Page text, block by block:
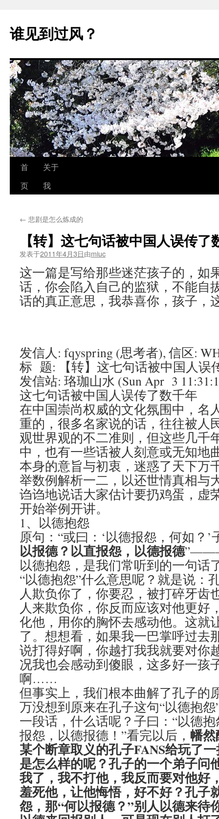
正
文
谁见到过风？
首
页
关于
我
← 悲剧是怎么炼成的
【转】这七句话被中国人误传了
发表于2011年4月3日由miuc
这一篇是写给那些迷茫孩子的，如
话，你会陷入自己的监狱，不能自
话的真正意思，我恭喜你，孩子，
发信人: fqyspring (思考者), 信区:
标 题: 【转】这七句话被中国人误
发信站: 珞珈山水 (Sun Apr 3
这七句话被中国人误传了数千年
在中国崇尚权威的文化氛围中，名
重的，很多名家说的话，往往被人
观世界观的不二准则，但这些几千
中，也有一些话被人刻意或无知地
本身的意旨与初衷，迷惑了天下万
举数例解析一二，以还世情真相
诌诌地说话大家估计要扔鸡蛋，虚
开始举例开讲。
1、以德抱怨
原句：“或曰：‘以德报怨，何如？’
以报德？以直报怨，以德报德
以德抱怨，是我们常听到的一句话
“以德抱怨”什么意思呢？就是说：
人欺负你了，你要忍，被打碎牙齿
人来欺负你，你反而应该对他更好
化他，用你的胸怀去感动他。这就
了。想想看，如果我一巴掌呼过去
说打得好啊，你越打我我就要对
况我也会感动到傻眼，这多好一孩
啊……
但事实上，我们根本曲解了孔子的
万没想到原来在孔子这句“以德抱
一段话，什么话呢？子曰：“以德
报怨，以德报德！”看完以后， 幡
某个断章取义的孔子FANS给玩了
是怎么样的呢？孔子的一个弟子问
我了，我不打他，我反而要对他好
羞死他，让他悔悟，好不好？孔子
怨，那“何以报德？”别人以德来待